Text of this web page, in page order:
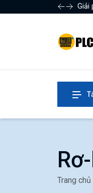
Giải
Trang chủ